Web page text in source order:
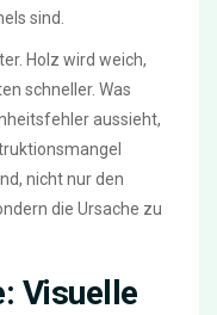
sind.
Holz wird weich,
schneller. Was
aussieht,
nicht nur den
die Ursache zu
Visuelle